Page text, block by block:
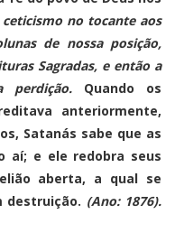
ceticismo no tocante aos
de nossa posição,
Sagradas, e então a
perdição. Quando os
anteriormente,
Satanás sabe que as
aí; e ele redobra seus
aberta, a qual se
destruição. (Ano: 1876).